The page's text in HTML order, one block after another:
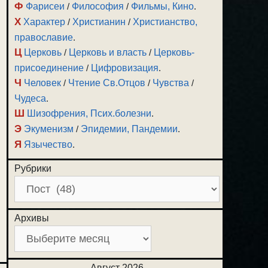
Ф Фарисеи / Философия / Фильмы, Кино.
Х Характер / Христианин / Христианство,
православие.
Ц Церковь / Церковь и власть / Церковь-
присоединение / Цифровизация.
Ч Человек / Чтение Св.Отцов / Чувства /
Чудеса.
Ш Шизофрения, Псих.болезни.
Э Экуменизм / Эпидемии, Пандемии.
Я Язычество.
Рубрики
Архивы